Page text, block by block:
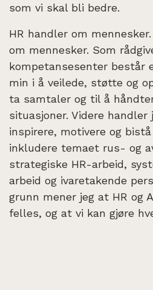
som vi skal bli bedre.
HR handler om
om mennesker. Som
kompetansesenter består
min i å veilede, støtte og
ta samtaler og til å
situasjoner. Videre handler
inspirere, motivere og
inkludere temaet rus- og
strategiske HR-arbeid,
arbeid og ivaretakende
grunn mener jeg at HR og
felles, og at vi kan gjøre